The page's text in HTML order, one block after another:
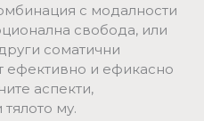
с модалности
свобода, или
соматични
ефективно и ефикасно
аспекти,
му.